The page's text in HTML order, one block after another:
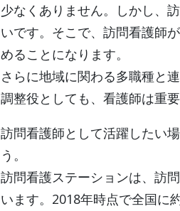
少なくありません。しかし、
いです。そこで、訪問看護師
めることになります。
さらに地域に関わる多職種と
調整役としても、看護師は重
訪問看護師として活躍したい
う。
訪問看護ステーションは、訪
います。2018年時点で全国に